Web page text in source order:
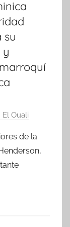
su
y
Ouali
de la